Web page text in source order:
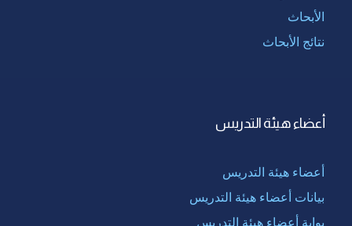
الأبحاث
نتائج الأبحاث
أعضاء هيئة التدريس
أعضاء هيئة التدريس
بيانات أعضاء هيئة التدريس
بوابة أعضاء هيئة التدريس